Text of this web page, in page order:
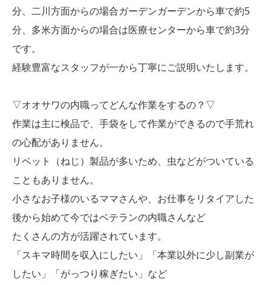
分、二川方面からの場合ガーデンガーデンから車で約5
分、多米方面からの場合は医療センターから車で約3分
です。
経験豊富なスタッフが一から丁寧にご説明いたします。
▽オオサワの内職ってどんな作業をするの？▽
作業は主に検品で、手袋をして作業ができるので手荒れ
の心配がありません。
リベット（ねじ）製品が多いため、虫などがついている
こともありません。
小さなお子様のいるママさんや、お仕事をリタイアした
後から始めて今ではベテランの内職さんなど
たくさんの方が活躍されています。
「スキマ時間を収入にしたい」「本業以外に少し副業が
したい」「がっつり稼ぎたい」など